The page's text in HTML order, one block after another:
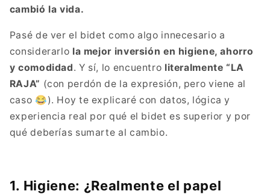
cambió la vida.
Pasé de ver el bidet como algo innecesario a
considerarlo la mejor inversión en higiene, ahorro
y comodidad. Y sí, lo encuentro literalmente “LA
RAJA” (con perdón de la expresión, pero viene al
caso 😂). Hoy te explicaré con datos, lógica y
experiencia real por qué el bidet es superior y por
qué deberías sumarte al cambio.
1. Higiene: ¿Realmente el papel